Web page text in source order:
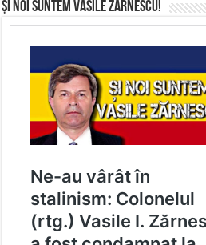
Și noi suntem Vasile Zărnescu!